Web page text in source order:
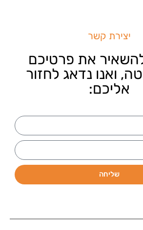
יצירת קשר
את פרטיכם
ואנו נדאג לחזור
אליכם:
שליחה